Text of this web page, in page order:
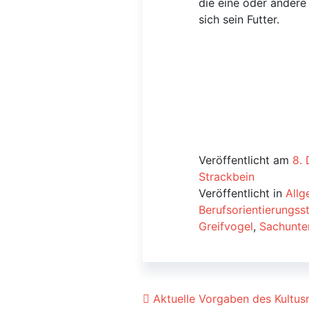
die eine oder
sich sein Futter.
Veröffentlicht am 8.
Strackbein
Veröffentlicht in
Greifvogel,
Beitrags-
Aktuelle Vorgaben des